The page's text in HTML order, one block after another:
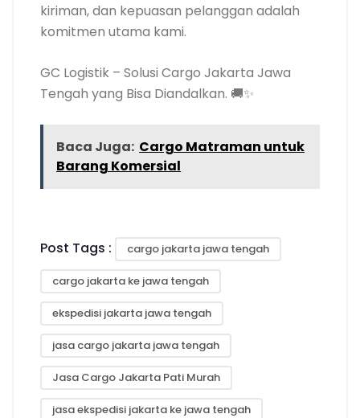
kiriman, dan kepuasan pelanggan adalah
komitmen utama kami.
GC Logistik – Solusi Cargo Jakarta Jawa
Tengah yang Bisa Diandalkan. 🚚✨
Baca Juga: Cargo Matraman untuk
Barang Komersial
Post Tags : cargo jakarta jawa tengah
cargo jakarta ke jawa tengah
ekspedisi jakarta jawa tengah
jasa cargo jakarta jawa tengah
Jasa Cargo Jakarta Pati Murah
jasa ekspedisi jakarta ke jawa tengah